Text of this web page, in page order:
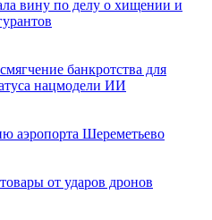
вину по делу о хищении и
банкротства для
нацмодели ИИ
аэропорта Шереметьево
от ударов дронов